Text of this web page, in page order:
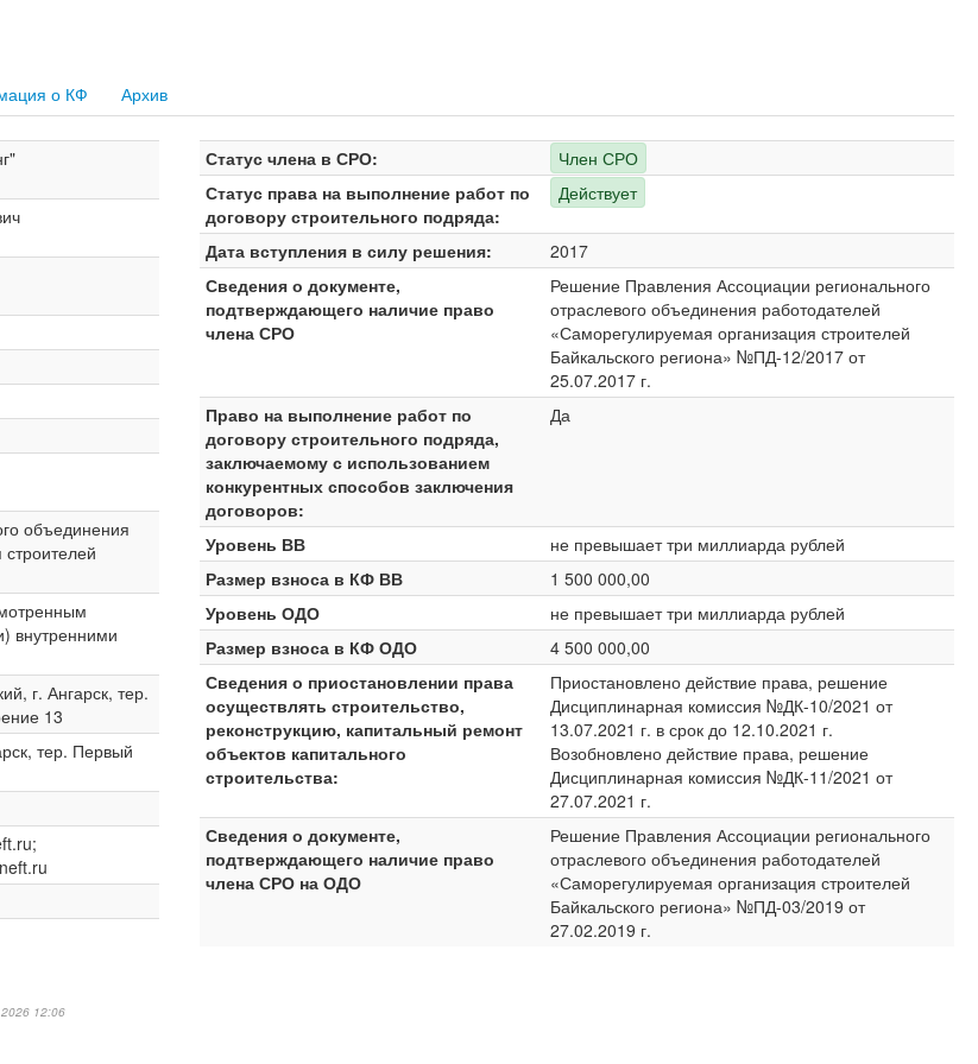
о КФ Архив
объединения
внутренними
г. Ангарск, тер.
13
тер. Первый
Статус члена в СРО:
Член СРО
Статус права на выполнение работ по
договору строительного подряда:
Действует
Дата вступления в силу решения:
2017
Сведения о документе,
подтверждающего наличие право
члена СРО
Решение Правления Ассоциации регионального
отраслевого объединения работодателей
«Саморегулируемая организация строителей
Байкальского региона» №ПД-12/2017 от
25.07.2017 г.
Право на выполнение работ по
договору строительного подряда,
заключаемому с использованием
конкурентных способов заключения
договоров:
Да
Уровень ВВ
не превышает три миллиарда рублей
Размер взноса в КФ ВВ
1 500 000,00
Уровень ОДО
не превышает три миллиарда рублей
Размер взноса в КФ ОДО
4 500 000,00
Сведения о приостановлении права
осуществлять строительство,
реконструкцию, капитальный ремонт
объектов капитального
строительства:
Приостановлено действие права, решение
Дисциплинарная комиссия №ДК-10/2021 от
13.07.2021 г. в срок до 12.10.2021 г.
Возобновлено действие права, решение
Дисциплинарная комиссия №ДК-11/2021 от
27.07.2021 г.
Сведения о документе,
подтверждающего наличие право
члена СРО на ОДО
Решение Правления Ассоциации регионального
отраслевого объединения работодателей
«Саморегулируемая организация строителей
Байкальского региона» №ПД-03/2019 от
27.02.2019 г.
12:06